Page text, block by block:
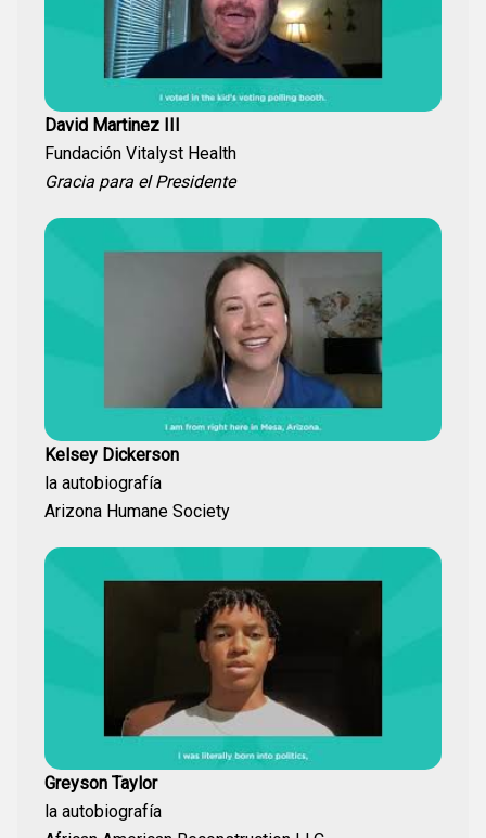
David Martinez III
Fundación Vitalyst Health
Gracia para el Presidente
Kelsey Dickerson
la autobiografía
Arizona Humane Society
Greyson Taylor
la autobiografía